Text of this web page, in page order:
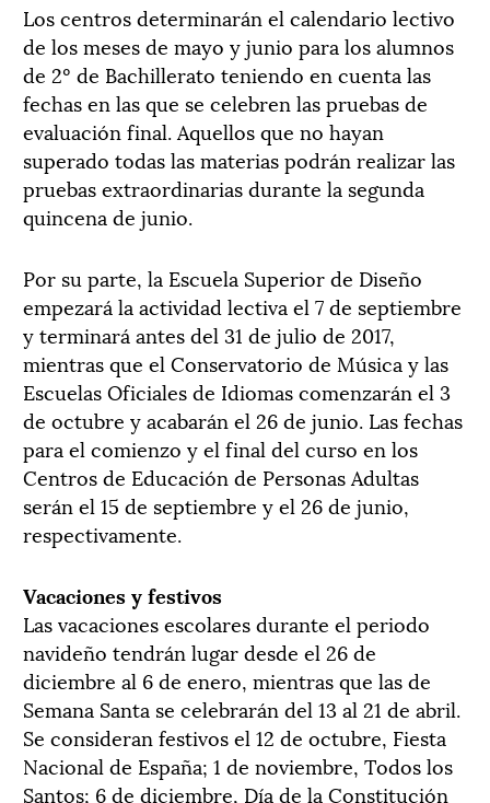
Los centros determinarán el calendario lectivo
de los meses de mayo y junio para los alumnos
de 2º de Bachillerato teniendo en cuenta las
fechas en las que se celebren las pruebas de
evaluación final. Aquellos que no hayan
superado todas las materias podrán realizar las
pruebas extraordinarias durante la segunda
quincena de junio.
Por su parte, la Escuela Superior de Diseño
empezará la actividad lectiva el 7 de septiembre
y terminará antes del 31 de julio de 2017,
mientras que el Conservatorio de Música y las
Escuelas Oficiales de Idiomas comenzarán el 3
de octubre y acabarán el 26 de junio. Las fechas
para el comienzo y el final del curso en los
Centros de Educación de Personas Adultas
serán el 15 de septiembre y el 26 de junio,
respectivamente.
Vacaciones y festivos
Las vacaciones escolares durante el periodo
navideño tendrán lugar desde el 26 de
diciembre al 6 de enero, mientras que las de
Semana Santa se celebrarán del 13 al 21 de abril.
Se consideran festivos el 12 de octubre, Fiesta
Nacional de España; 1 de noviembre, Todos los
Santos; 6 de diciembre, Día de la Constitución